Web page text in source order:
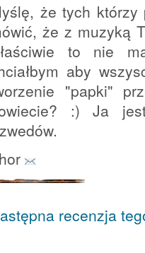
że tych którzy
że z muzyką
to nie
aby
"papki"
:) Ja
recenzja